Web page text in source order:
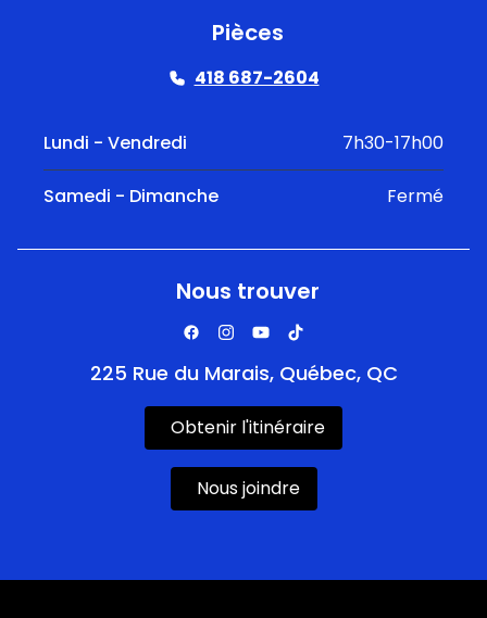
Pièces
418 687-2604
Lundi - Vendredi 7h30-17h00
Samedi - Dimanche Fermé
Nous trouver
225 Rue du Marais, Québec, QC
Obtenir l'itinéraire
Nous joindre